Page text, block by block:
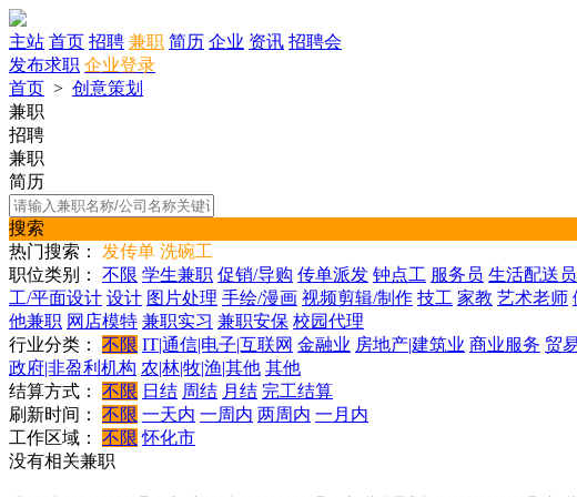
主站 首页 招聘 兼职 简历 企业 资讯 招聘会
发布求职 企业登录
首页 > 创意策划
兼职
招聘
兼职
简历
搜索
热门搜索：
发传单 洗碗工
职位类别：
不限 学生兼职 促销/导购 传单派发 钟点工 服务员 生活配送员
工/平面设计 设计 图片处理 手绘/漫画 视频剪辑/制作 技工 家教 艺术老师
他兼职 网店模特 兼职实习 兼职安保 校园代理
行业分类：
不限 IT|通信|电子|互联网 金融业 房地产|建筑业 商业服务 贸
政府|非盈利机构 农|林|牧|渔|其他 其他
结算方式：
不限 日结 周结 月结 完工结算
刷新时间：
不限 一天内 一周内 两周内 一月内
工作区域：
不限 怀化市
没有相关兼职